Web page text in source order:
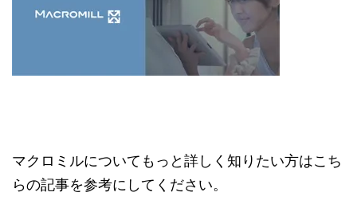
マクロミルについてもっと詳しく知りたい方はこち
らの記事を参考にしてください。